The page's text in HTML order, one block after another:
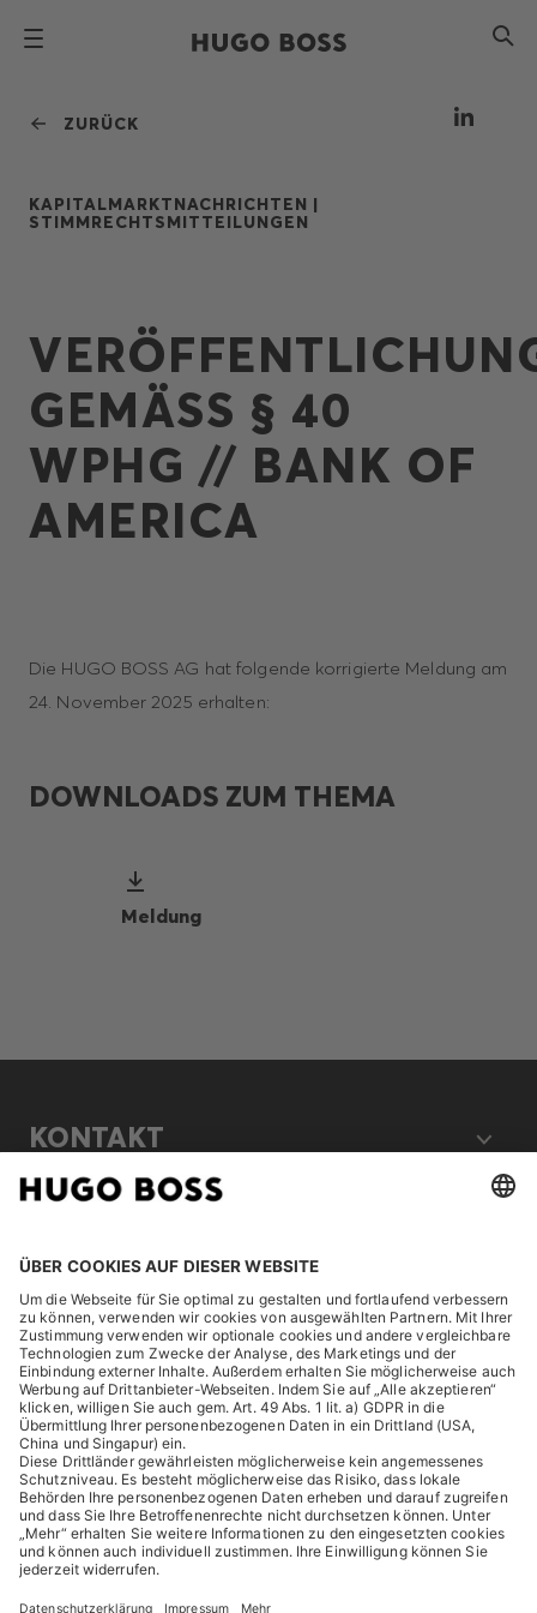
ZURÜCK
KAPITALMARKTNACHRICHTEN |
STIMMRECHTSMITTEILUNGEN
GEMÄSS § 40
WPHG // BANK OF
AMERICA
Die HUGO BOSS AG hat folgende korrigierte Meldung am
24. November 2025 erhalten:
DOWNLOADS ZUM THEMA
Meldung
KONTAKT
ENTDECKEN
HUGO BOSS Corporate